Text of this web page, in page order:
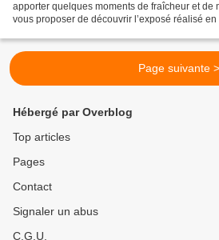
apporter quelques moments de fraîcheur et de
vous proposer de découvrir l’exposé réalisé
Page suivante >
Hébergé par Overblog
Top articles
Pages
Contact
Signaler un abus
C.G.U.